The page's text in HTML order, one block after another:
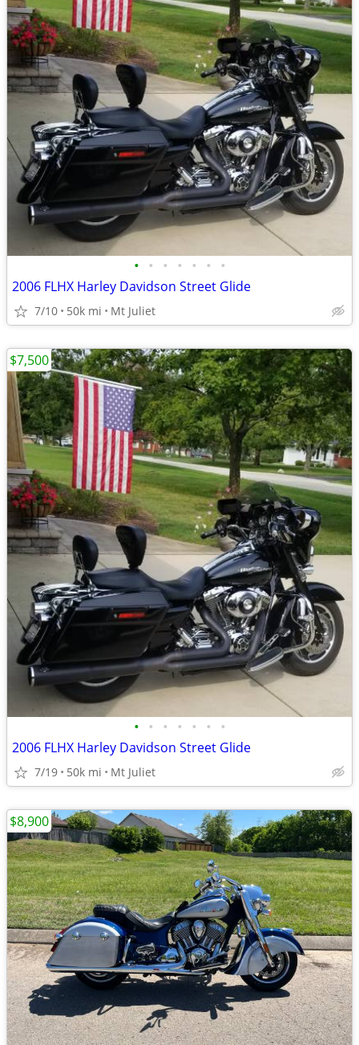
• • • • • • •
2006 FLHX Harley Davidson Street Glide
7/10 50k mi Mt Juliet
• • • • • • •
2006 FLHX Harley Davidson Street Glide
7/19 50k mi Mt Juliet
$7,500
$8,900